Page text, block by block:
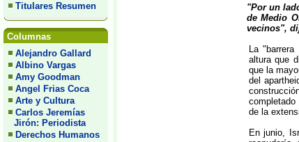
Titulares Resumen
Columnas
Alejandro Gallard
Albino Vargas
Amy Goodman
Angel Frias Coca
Arte y Cultura
Carlos Jeremías
Jirón: Periodista
Derechos Humanos
"Por un
de Medio
vecinos",
La
altura que
que la
del
de la
En junio,